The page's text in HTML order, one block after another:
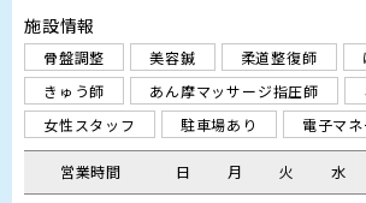
施設情報
骨盤調整 美容鍼 柔道整復師
きゅう師
あん摩マッサージ指圧師
女性スタッフ
駐車場あり 電子マ
営業時間 日 月 火 水